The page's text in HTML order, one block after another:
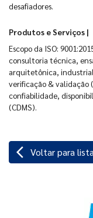
desafiadores.
Produtos e Serviços |
Escopo da ISO:
consultoria técnica,
arquitetônica,
verificação & validação
confiabilidade,
(CDMS).
arrow_back_ios Voltar para